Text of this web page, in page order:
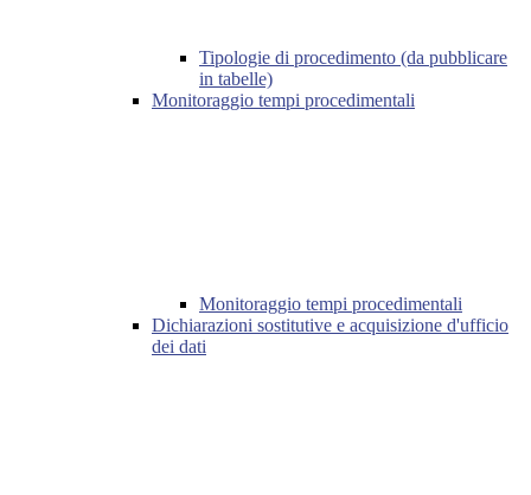
Tipologie di procedimento (da pubblicare
in tabelle)
Monitoraggio tempi procedimentali
Monitoraggio tempi procedimentali
Dichiarazioni sostitutive e acquisizione d'ufficio
dei dati